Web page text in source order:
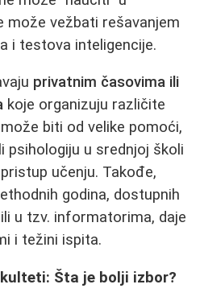
može vežbati rešavanjem
i testova inteligencije.
privatnim časovima ili
koje organizuju različite
biti od velike pomoći,
psihologiju u srednjoj školi
učenju. Takođe,
godina, dostupnih
u tzv. informatorima, daje
i težini ispita.
Šta je bolji izbor?